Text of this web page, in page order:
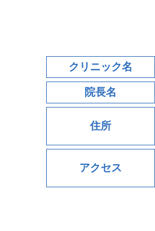
クリニック名
院長名
住所
アクセス